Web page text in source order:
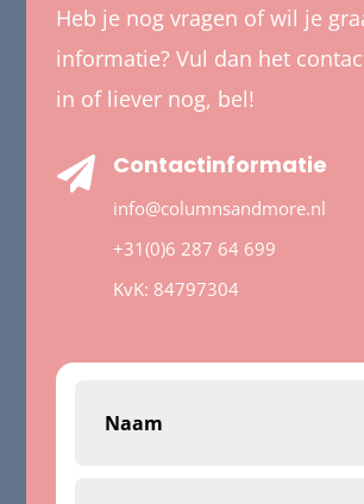
Heb je nog vragen of wil je
informatie? Vul dan het
in of liever nog, bel!
 Contactinformatie
info@columnsandmore.nl
+31(0)6 287 64 699
KvK: 84797304